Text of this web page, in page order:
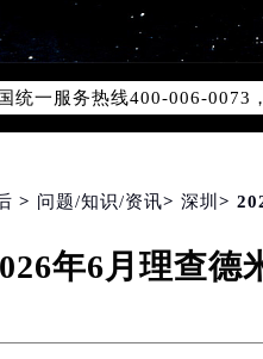
勒中国区售后服务网络优化
勒全国官方售后客户服务热
统一服务热线400-006-0073
勒售后服务中心最新网点地址
街1号东方广场写字楼W3座
3号港汇中心写字楼2座37层
> 问题/知识/资讯> 深圳 >
年6月理查德